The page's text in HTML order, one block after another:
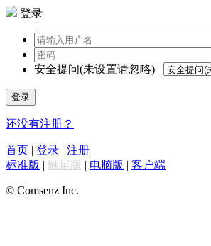
登录
安全提问(未设置请忽略)
登录
还没有注册？
首页 | 登录 | 注册
标准版 | 触屏版 | 电脑版 | 客户端
© Comsenz Inc.